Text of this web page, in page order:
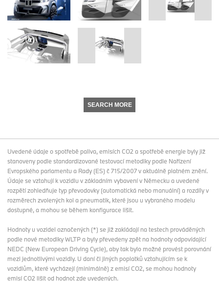
SEARCH MORE
Uvedené údaje o spotřebě paliva, emisích CO2 a spotřebě energie byly již
stanoveny podle standardizované testovací metodiky podle Nařízení
Evropského parlamentu a Rady (ES) č 715/2007 v aktuálně platném znění.
Údaje se vztahují k vozidlu v základním vybavení v Německu a uvedené
rozpětí zohledňuje typ převodovky (automatická nebo manuální) a rozdíly v
rozměrech zvolených kol a pneumatik, které jsou u vybraného modelu
dostupné, a mohou se během konfigurace lišit.
Hodnoty u vozidel označených (*) se již zakládají na testech prováděných
podle nové metodiky WLTP a byly převedeny zpět na hodnoty odpovídající
NEDC (New European Driving Cycle), aby tak bylo možné provést porovnání
mezi jednotlivými vozidly. U daní či jiných poplatků vztahujícím se k
vozidlům, které vycházejí (minimálně) z emisí CO2, se mohou hodnoty
emisí CO2 lišit od hodnot zde uvedených.